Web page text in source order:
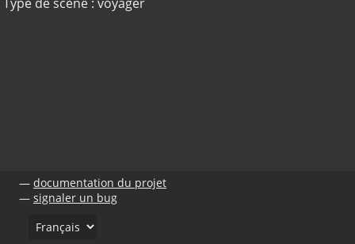
Type de scène : voyager
documentation du projet
signaler un bug